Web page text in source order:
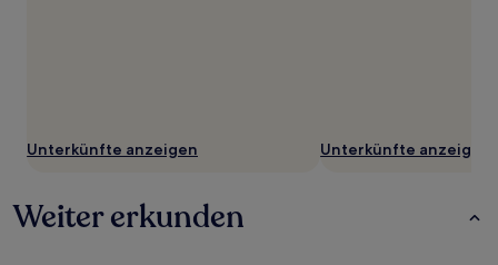
Unterkünfte anzeigen Unterkünfte anzeigen
Weiter erkunden